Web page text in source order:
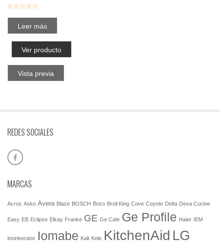
Leer más
Ver producto
Vista previa
REDES SOCIALES
MARCAS
Acros Asko Avera Blaze BOSCH Brizo Broil King Cove Coyote Delta Dexa Cucine
Easy EB Eclipse Elkay Franke GE Ge Cafe Ge Profile Haier IEM
insinkerator Iomabe Kalt Kele KitchenAid LG